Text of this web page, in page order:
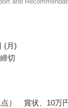
(月)
切
点） 賞状、10万